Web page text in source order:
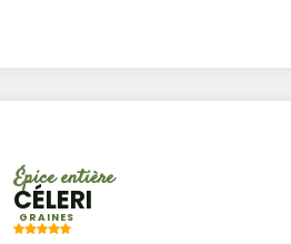
Épice entière
CÉLERI
GRAINES